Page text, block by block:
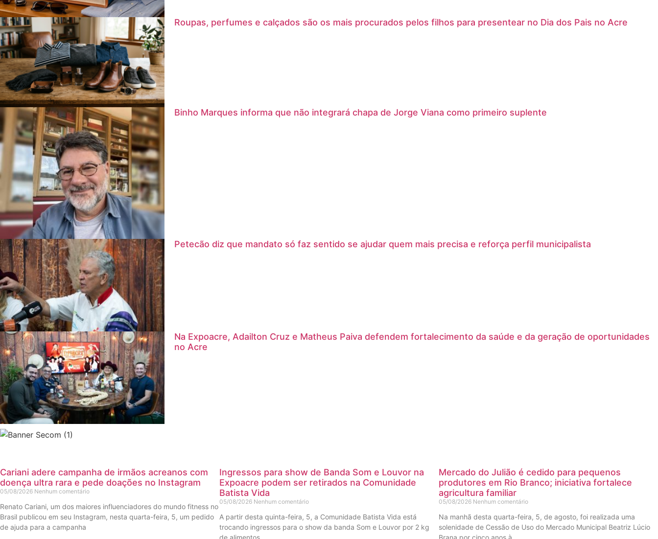
Roupas, perfumes e calçados são os mais procurados pelos filhos para presentear no Dia dos Pais no Acre
Binho Marques informa que não integrará chapa de Jorge Viana como primeiro suplente
Petecão diz que mandato só faz sentido se ajudar quem mais precisa e reforça perfil municipalista
Na Expoacre, Adailton Cruz e Matheus Paiva defendem fortalecimento da saúde e da geração de oportunidades
no Acre
Cariani adere campanha de irmãos acreanos com
doença ultra rara e pede doações no Instagram
05/08/2026 Nenhum comentário
Renato Cariani, um dos maiores influenciadores do mundo fitness no
Brasil publicou em seu Instagram, nesta quarta-feira, 5, um pedido
de ajuda para a campanha
Ingressos para show de Banda Som e Louvor na
Expoacre podem ser retirados na Comunidade
Batista Vida
05/08/2026 Nenhum comentário
A partir desta quinta-feira, 5, a Comunidade Batista Vida está
trocando ingressos para o show da banda Som e Louvor por 2 kg
Mercado do Julião é cedido para pequenos
produtores em Rio Branco; iniciativa fortalece
agricultura familiar
05/08/2026 Nenhum comentário
Na manhã desta quarta-feira, 5, de agosto, foi realizada uma
solenidade de Cessão de Uso do Mercado Municipal Beatriz Lúcio